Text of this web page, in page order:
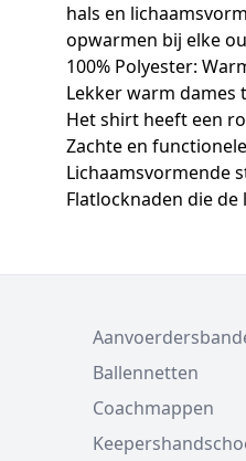
hals en
opwarmen bij elke
100% Polyester:
Lekker warm
Het shirt heeft een
Zachte en
Lichaamsvormende
Flatlocknaden die
Ballennetten
Coachmappen